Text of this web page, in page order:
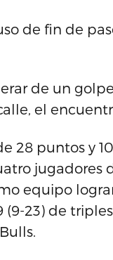
de fin de
de un
el
28 puntos y
jugadores
equipo
23) de